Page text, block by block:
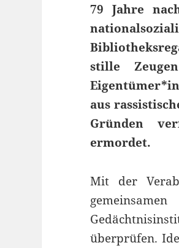
79 Jahre
stille
aus
Gründen
ermordet.
Mit der
überprüfen.